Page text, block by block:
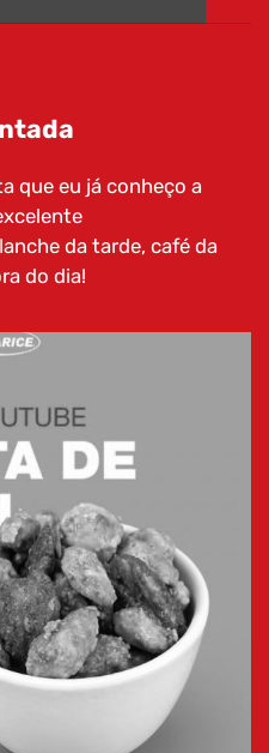
que eu já conheço a
da tarde, café da
do dia!